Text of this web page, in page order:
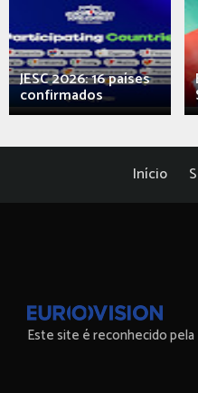
JESC 2026: 16 países
confirmados
Início
Este site é reconhecido pela